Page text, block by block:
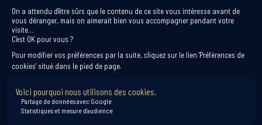
pour profiter de nos offres exclusives !